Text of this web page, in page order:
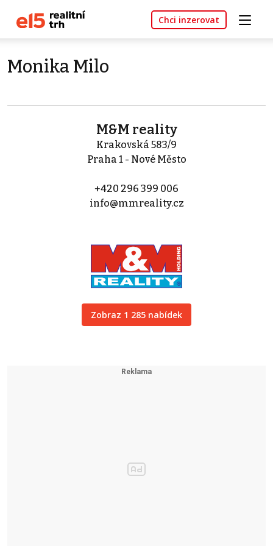
Chci inzerovat
Monika Milo
M&M reality
Krakovská 583/9
Praha 1 - Nové Město
+420 296 399 006
info@mmreality.cz
Zobraz 1 285 nabídek